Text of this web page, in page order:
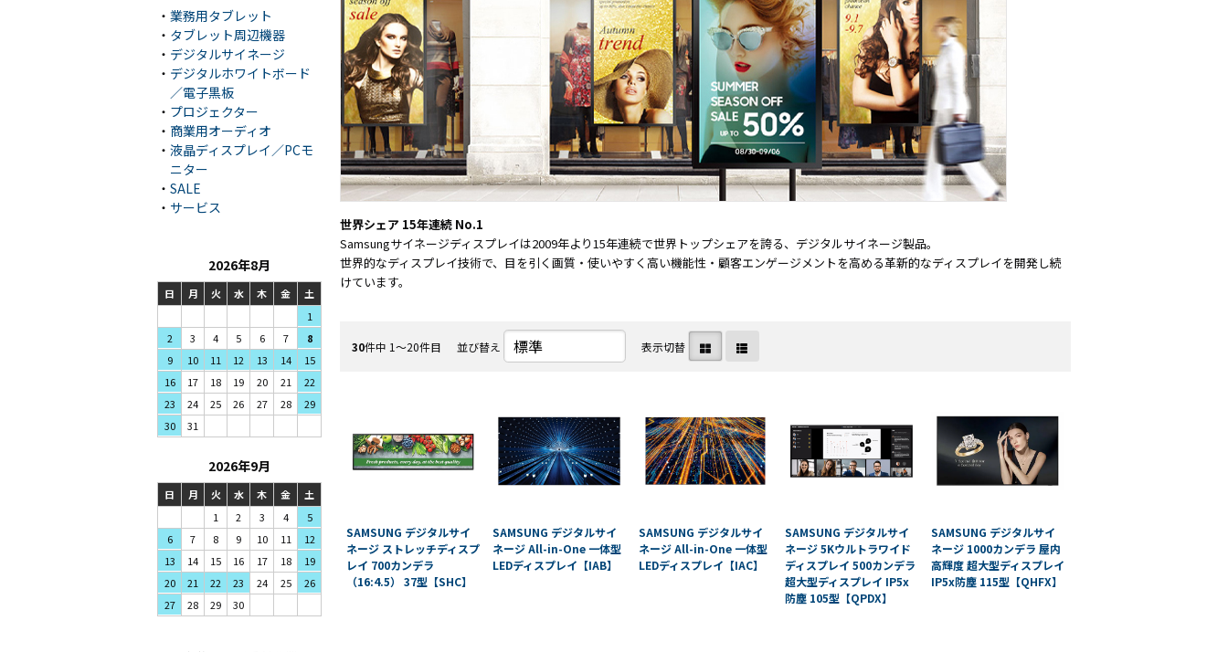
ト TW2A-
N9LT
Windows
タブレッ
ト TW2A-
E9LT
Android
タブレッ
ト TA2C-
NF8
ト TA2C-
NF8BL
ト TA2C-
CS8BL
Android
タブレッ
Android
タブレッ
ト TA2C-
ル」
リペ
アサ
ービ
教育
機関
向け
iPad
修理
社内
ヘル
向け
iPad
管理
教育
機関
向け
事例：業務用
オーディオ・
その他AV機
器
事例：サービ
ス
世界シェア 15年連続 No.1
Samsungサイネージディスプレイは2009年より15年連続で世界トップシェアを誇る、デジタルサイネージ製品。
世界的なディスプレイ技術で、目を引く画質・使いやすく高い機能性・顧客エンゲージメントを高める革新的なディスプレイを開発し続
けています。
30件中 1〜20件目 並び替え 表示切替
SAMSUNG デジタルサイ
ネージ ストレッチディスプ
レイ 700カンデラ
（16:4.5） 37型【SHC】
SAMSUNG デジタルサイ
ネージ All-in-One 一体型
LEDディスプレイ【IAB】
SAMSUNG デジタルサイ
ネージ All-in-One 一体型
LEDディスプレイ【IAC】
SAMSUNG デジタルサイ
ネージ 5Kウルトラワイド
ディスプレイ 500カンデラ
超大型ディスプレイ IP5x
防塵 105型【QPDX】
SAMSUNG デジタルサイ
ネージ 1000カンデラ 屋内
高輝度 超大型ディスプレイ
IP5x防塵 115型【QHFX】
・ 業務用タブレット
・ タブレット周辺機器
・ デジタルサイネージ
・ デジタルホワイトボード
／電子黒板
・ プロジェクター
・ 商業用オーディオ
・ 液晶ディスプレイ／PCモ
ニター
・ SALE
・ サービス
2026年8月
日 月 火 水 木 金
土
1
2
3 4 5 6 7
8
9
10 11 12 13 14
15
16
17 18 19 20 21
22
23
24 25 26 27 28
29
30
31
2026年9月
日 月 火 水 木 金
土
1
2 3 4
5
6
7 8 9 10 11
12
13
14 15 16 17 18
19
20
21 22 23 24 25
26
27
28 29 30